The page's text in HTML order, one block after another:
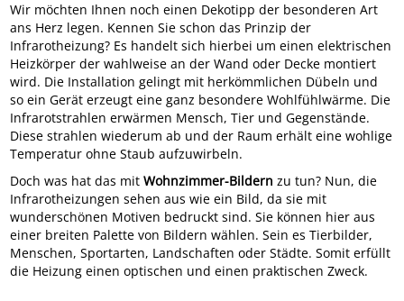
Wir möchten Ihnen noch einen Dekotipp der besonderen Art
ans Herz legen. Kennen Sie schon das Prinzip der
Infrarotheizung? Es handelt sich hierbei um einen elektrischen
Heizkörper der wahlweise an der Wand oder Decke montiert
wird. Die Installation gelingt mit herkömmlichen Dübeln und
so ein Gerät erzeugt eine ganz besondere Wohlfühlwärme. Die
Infrarotstrahlen erwärmen Mensch, Tier und Gegenstände.
Diese strahlen wiederum ab und der Raum erhält eine wohlige
Temperatur ohne Staub aufzuwirbeln.
Doch was hat das mit Wohnzimmer-Bildern zu tun? Nun, die
Infrarotheizungen sehen aus wie ein Bild, da sie mit
wunderschönen Motiven bedruckt sind. Sie können hier aus
einer breiten Palette von Bildern wählen. Sein es Tierbilder,
Menschen, Sportarten, Landschaften oder Städte. Somit erfüllt
die Heizung einen optischen und einen praktischen Zweck.